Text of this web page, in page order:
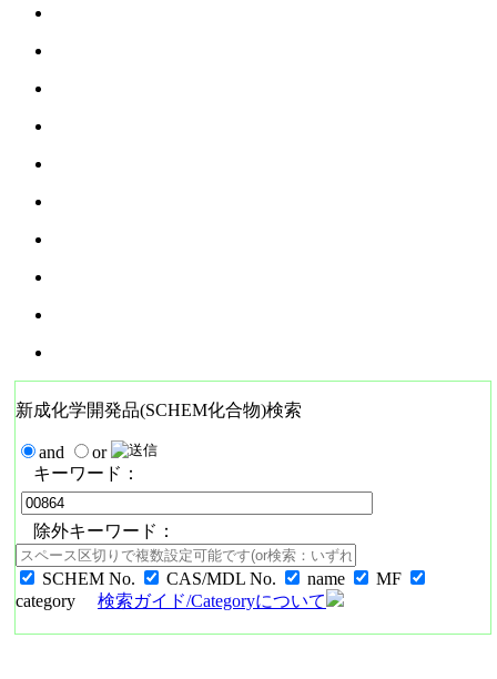
新成化学開発品(SCHEM化合物)検索
and
or
キーワード：
除外キーワード：
SCHEM No. CAS/MDL No. name
MF
category
検索ガイド/Categoryについて